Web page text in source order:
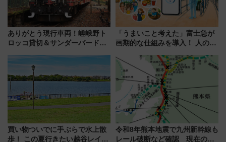
ありがとう現行車両！嵯峨野ト
ロッコ貸切＆サンダーバードレ
斉藤雪乃＆福原トシヒロと行
く！9月13日「京都の鉄道満喫
ツアー」開催
「うまいこと考えた」富士急が
画期的な仕組みを導入！ 人のか
ん」始動
買い物ついでに手ぶらで水上散
歩！ この夏行きたい越谷レイク
令和8年熊本地震で九州新幹線も
レール破断など確認 現在の運